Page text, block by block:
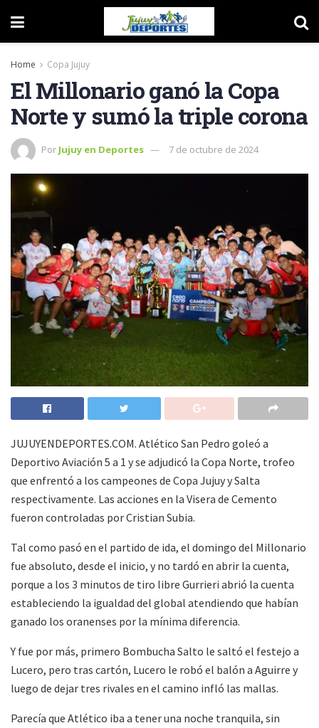
Home Copa Jujuy
El Millonario ganó la Copa
Norte y sumó la triple corona
Por Jujuy en Deportes 7 de octubre de 2024
JUJUYENDEPORTES.COM. Atlético San Pedro goleó a
Deportivo Aviación 5 a 1 y se adjudicó la Copa Norte, trofeo
que enfrentó a los campeones de Copa Jujuy y Salta
respectivamente. Las acciones en la Visera de Cemento
fueron controladas por Cristian Subia.
Tal como pasó en el partido de ida, el domingo del Millonario
fue absoluto, desde el inicio, y no tardó en abrir la cuenta,
porque a los 3 minutos de tiro libre Gurrieri abrió la cuenta
estableciendo la igualdad del global atendiendo que habían
ganado los oranenses por la mínima diferencia.
Y fue por más, primero Bombucha Salto le saltó el festejo a
Lucero, pero tras cartón, Lucero le robó el balón a Aguirre y
luego de dejar tres rivales en el camino infló las mallas.
Parecía que Atlético iba a tener una noche tranquila, sin